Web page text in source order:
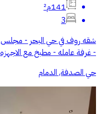
141م²
3
- غرفة عامله - مطبخ مع
حي الصدفة, الدمام